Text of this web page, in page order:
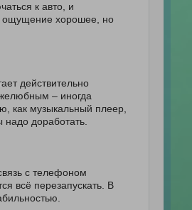
к авто, и
ощущение хорошее, но
действительно
– иногда
как музыкальный плеер,
доработать.
с телефоном
всё перезапускать. В